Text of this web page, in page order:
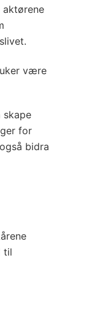
aktørene
være
skape
for
bidra
til